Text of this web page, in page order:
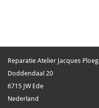
Reparatie Atelier Jacques
Doddendaal 20
6715 JWEde
Nederland